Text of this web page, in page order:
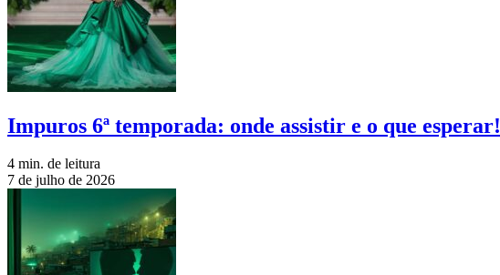
Impuros 6ª temporada: onde assistir e o que esperar!
4 min. de leitura
7 de julho de 2026